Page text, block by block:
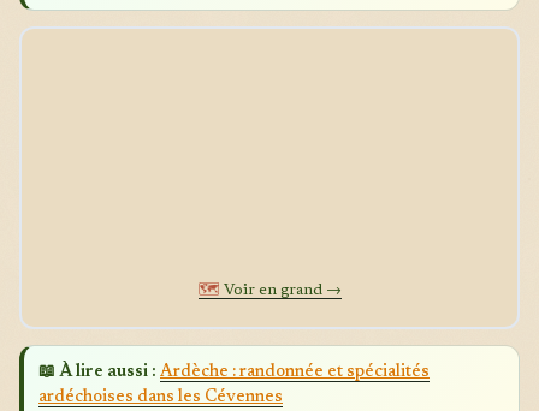
🗺️ Voir en grand →
📖 À lire aussi : Ardèche : randonnée et spécialités
ardéchoises dans les Cévennes